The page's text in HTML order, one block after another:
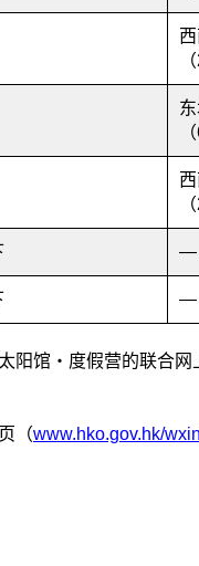
—
—
阳馆‧度假营的联合网
（www.hko.gov.hk/